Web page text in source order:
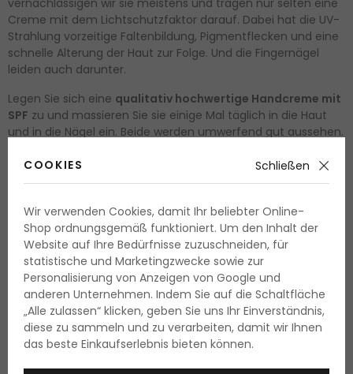
Creme mit dem Lichtschutzfaktor darauf. Dabei hat die UV-
Strahlung vorzeitige Faltenbildung, Pigmentflecken und eine
schnelle Alterung der Haut zur Folge. Und die Fingernägel
leiden auch darunter.
Legen Sie sich eine qualitativ hochwertige Handcreme mit
SPF zu und massieren Sie sie einige Mal täglich in die Haut
und in die Nägel ein. Beide werden umwerfend gut aussehen.
Keine Handcreme
Was ist immer out? Trockene Hände mit aufgesprungener
Haut. Hier hilft selbst die teuerste Maniküre nicht. Schön
bemalte bunte Nägel nehmen sich auf der Haut schön aus,
die gesund, geschmeidig und hydratisiert ist.
Haben Sie aus diesem Grund eine Handcreme immer dabei,
egal wohin Sie auch gehen. Die Handcremes sind billig sind
auch in kleinen Packungen erhältlich, die ideal für die
Handtasche sind. Dieser einfache Hack kann bewirkt Wunder
auf der Haut.
COOKIES Schließen
Wir verwenden Cookies, damit Ihr beliebter Online-
Shop ordnungsgemäß funktioniert. Um den Inhalt der
Website auf Ihre Bedürfnisse zuzuschneiden, für
statistische und Marketingzwecke sowie zur
Personalisierung von Anzeigen von Google und
anderen Unternehmen. Indem Sie auf die Schaltfläche
„Alle zulassen“ klicken, geben Sie uns Ihr Einverständnis,
diese zu sammeln und zu verarbeiten, damit wir Ihnen
das beste Einkaufserlebnis bieten können.